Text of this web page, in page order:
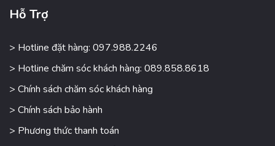
Hỗ Trợ
> Hotline đặt hàng: 097.988.2246
> Hotline chăm sóc khách hàng: 089.858.8618
> Chính sách chăm sóc khách hàng
> Chính sách bảo hành
> Phương thức thanh toán